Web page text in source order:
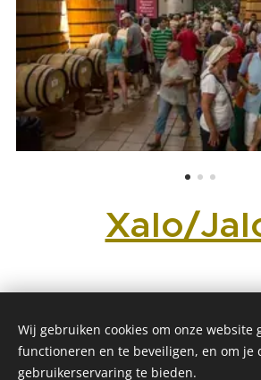
Xalo/
VT-499904-A
www.CasaLucKa4enjoy .
Wij gebruiken cookies om onze website
functioneren en te beveiligen, en om je
gebruikerservaring te bieden.